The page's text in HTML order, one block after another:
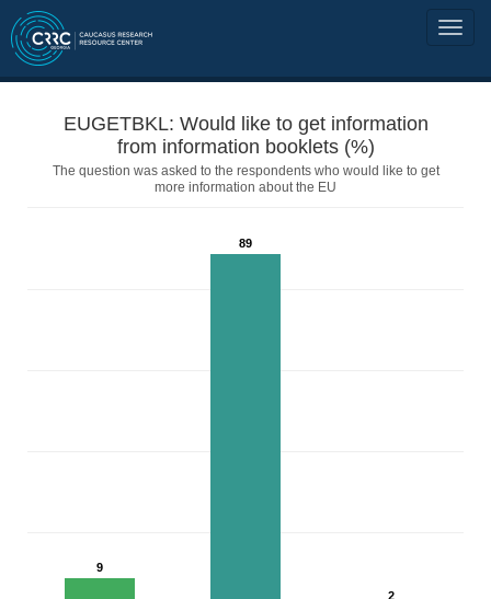
EUGETBKL: Would like to get information
from information booklets (%)
The question was asked to the respondents who would like to get
more information about the EU
9
89
2